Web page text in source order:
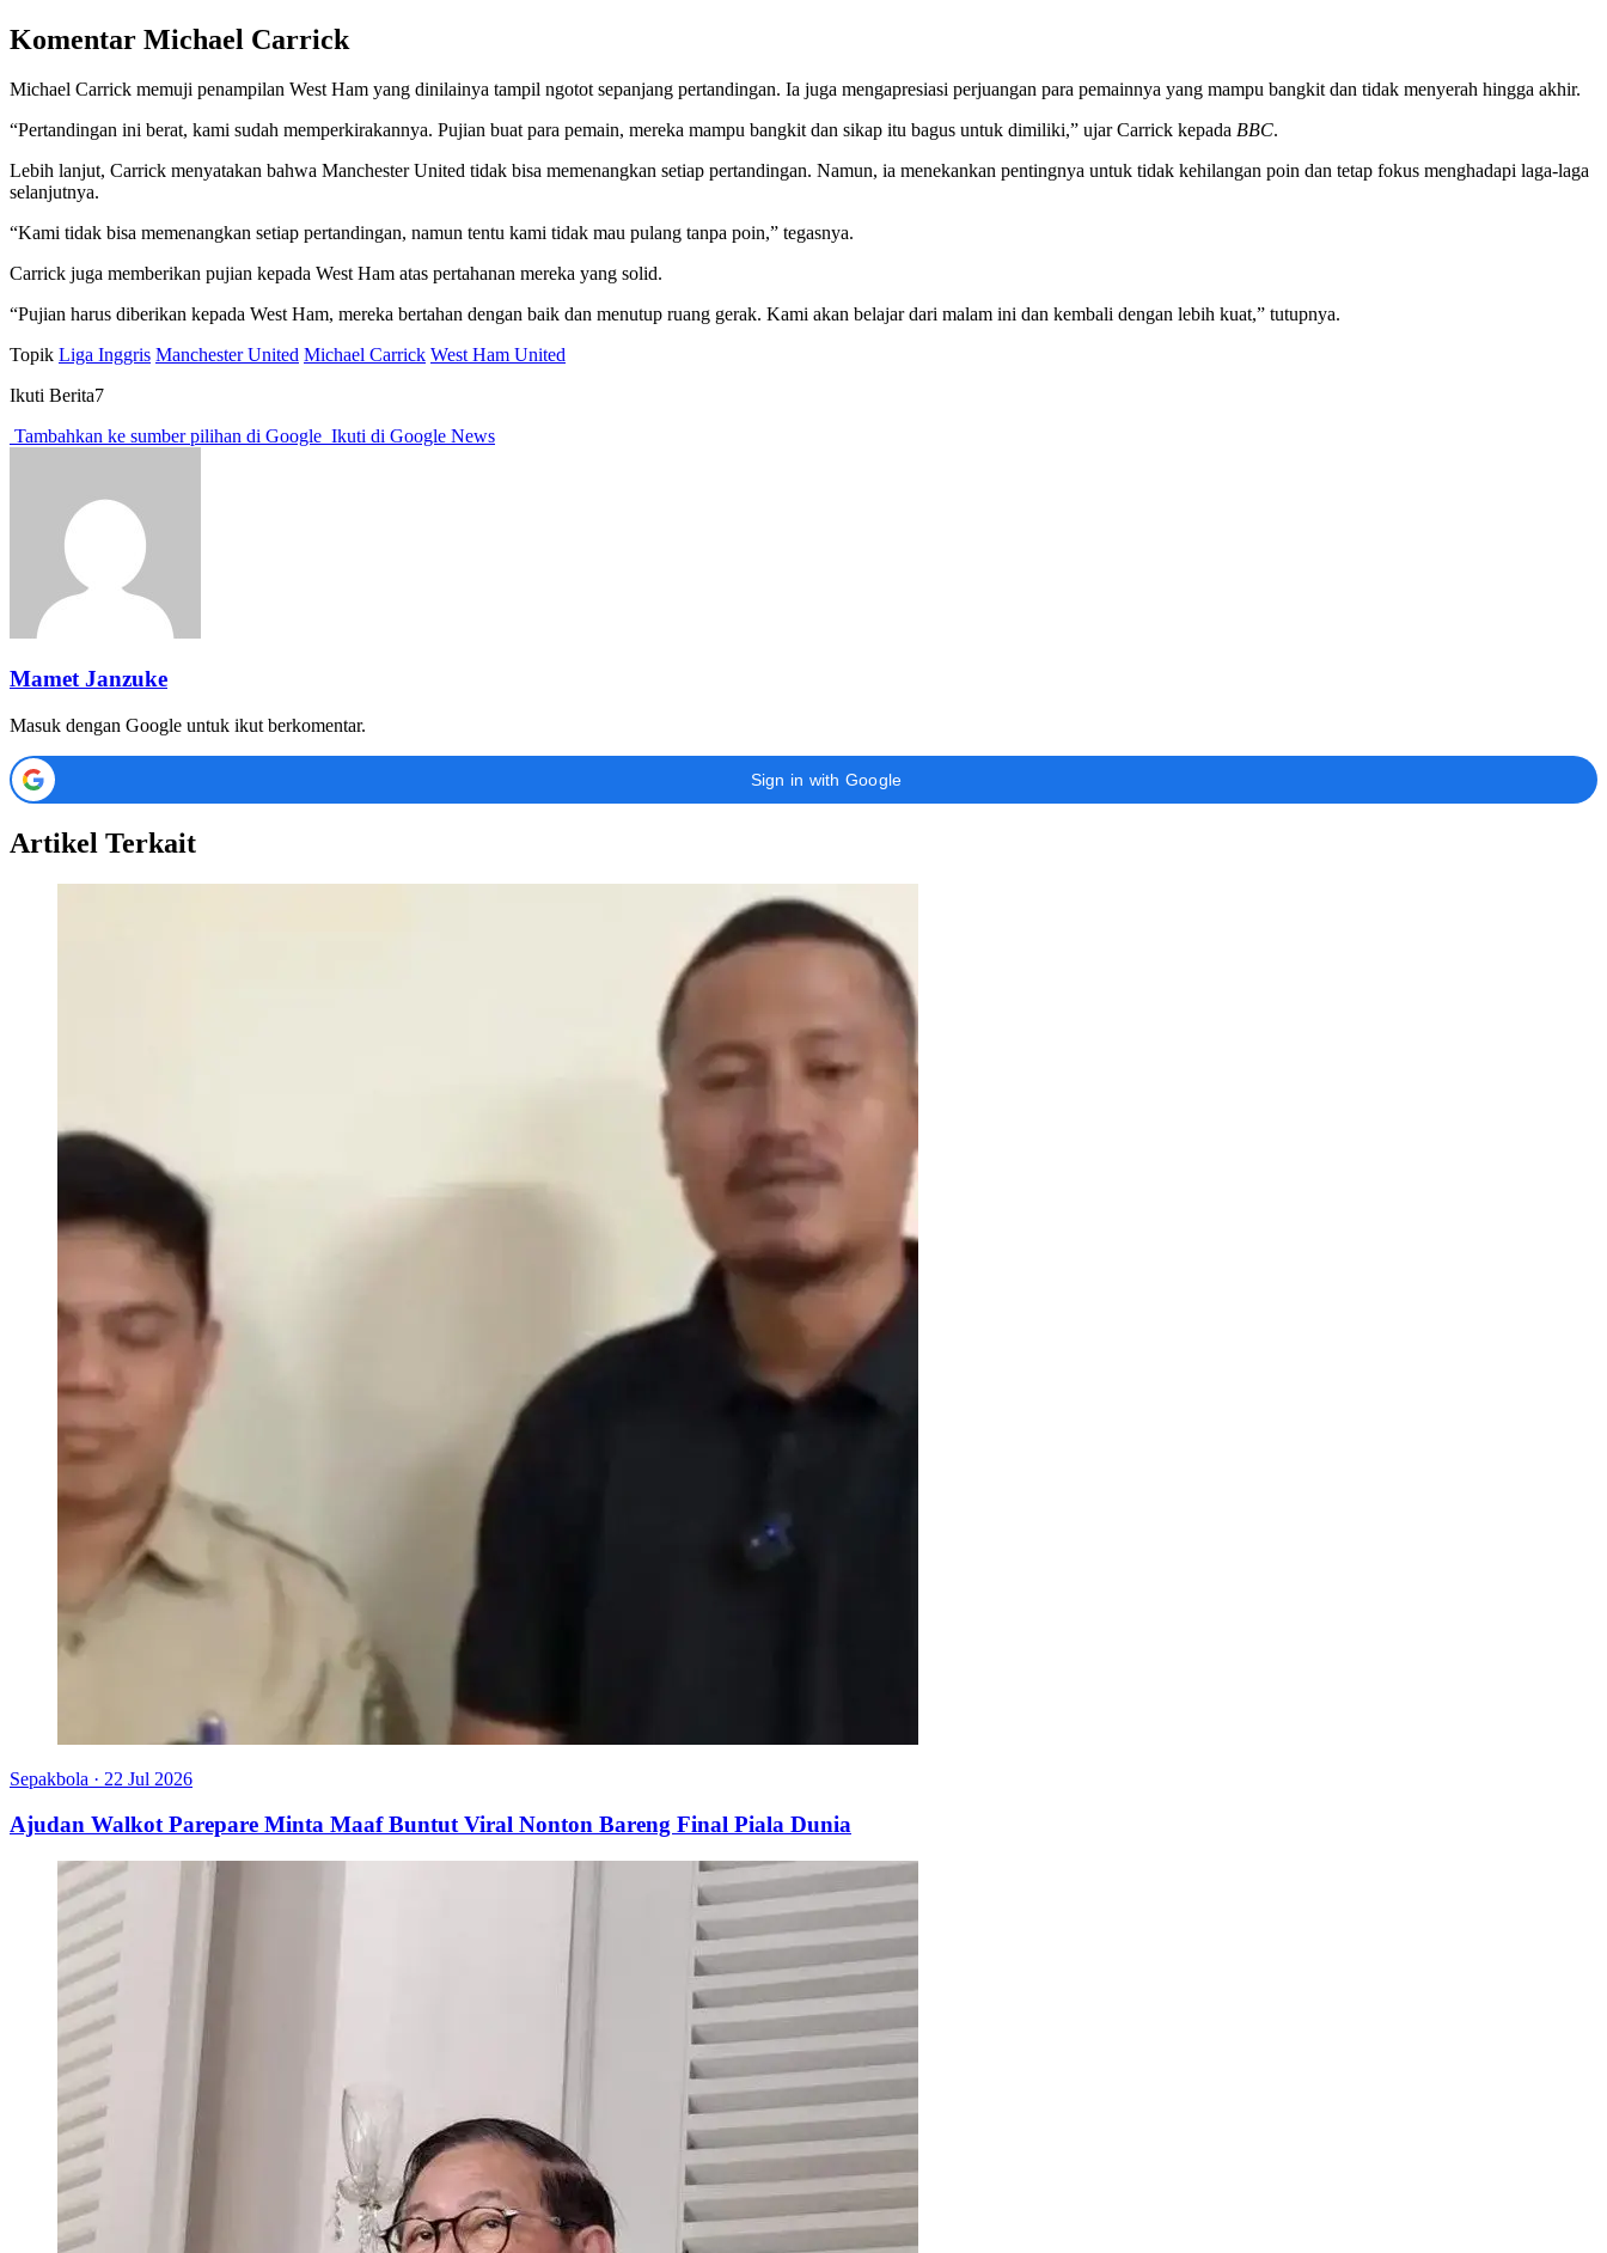
Komentar Michael Carrick
Michael Carrick memuji penampilan West Ham yang dinilainya tampil ngotot sepanjang pertandingan. Ia juga mengapresiasi perjuangan para pemainnya yang mampu bangkit dan tidak menyerah hingga akhir.
“Pertandingan ini berat, kami sudah memperkirakannya. Pujian buat para pemain, mereka mampu bangkit dan sikap itu bagus untuk dimiliki,” ujar Carrick kepada BBC.
Lebih lanjut, Carrick menyatakan bahwa Manchester United tidak bisa memenangkan setiap pertandingan. Namun, ia menekankan pentingnya untuk tidak kehilangan poin dan tetap fokus menghadapi laga-laga
selanjutnya.
“Kami tidak bisa memenangkan setiap pertandingan, namun tentu kami tidak mau pulang tanpa poin,” tegasnya.
Carrick juga memberikan pujian kepada West Ham atas pertahanan mereka yang solid.
“Pujian harus diberikan kepada West Ham, mereka bertahan dengan baik dan menutup ruang gerak. Kami akan belajar dari malam ini dan kembali dengan lebih kuat,” tutupnya.
Topik Liga Inggris Manchester United Michael Carrick West Ham United
Ikuti Berita7
Tambahkan ke sumber pilihan di Google Ikuti di Google News
Mamet Janzuke
Masuk dengan Google untuk ikut berkomentar.
Sign in with Google
Artikel Terkait
Sepakbola · 22 Jul 2026
Ajudan Walkot Parepare Minta Maaf Buntut Viral Nonton Bareng Final Piala Dunia